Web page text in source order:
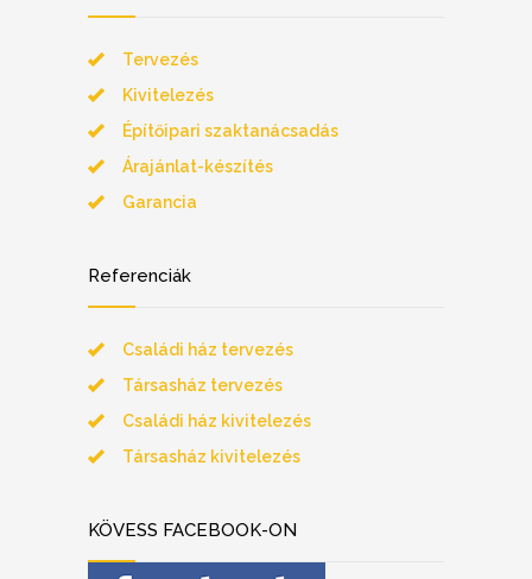
Tervezés
Kivitelezés
Építőipari szaktanácsadás
Árajánlat-készítés
Garancia
Referenciák
Családi ház tervezés
Társasház tervezés
Családi ház kivitelezés
Társasház kivitelezés
KÖVESS FACEBOOK-ON